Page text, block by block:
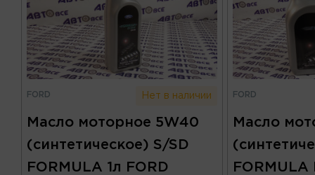
FORD Нет в наличии
Масло моторное 5W40
(синтетическое) S/SD
FORMULA 1л FORD
FORD
Масло
FORMULA